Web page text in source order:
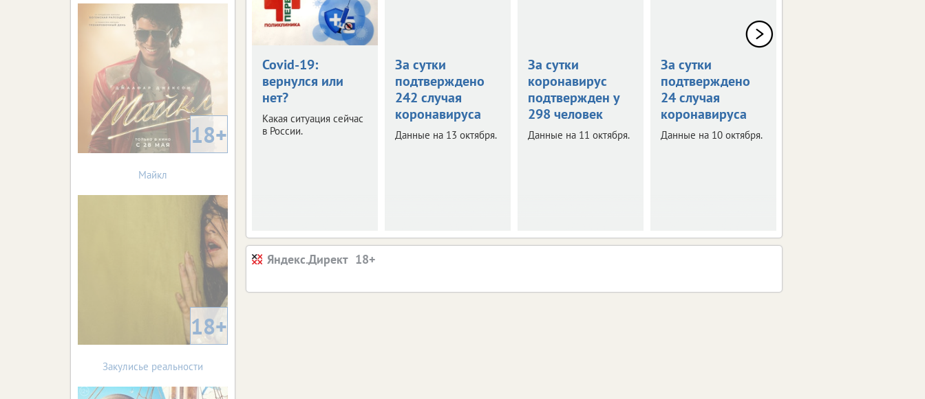
Covid-19:
вернулся или
нет?
Какая ситуация сейчас
в России.
За сутки
подтверждено
242 случая
коронавируса
Данные на 13 октября.
За сутки
коронавирус
подтвержден у
298 человек
Данные на 11 октября.
За сутки
подтверждено
24 случая
коронавируса
Данные на 10 октября.
Яндекс.Директ
18+
Майкл
18+
Закулисье реальности